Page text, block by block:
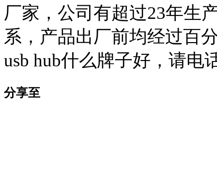
厂家，公司有超过23年生
系，产品出厂前均经过百
usb hub什么牌子好，请电
分享至